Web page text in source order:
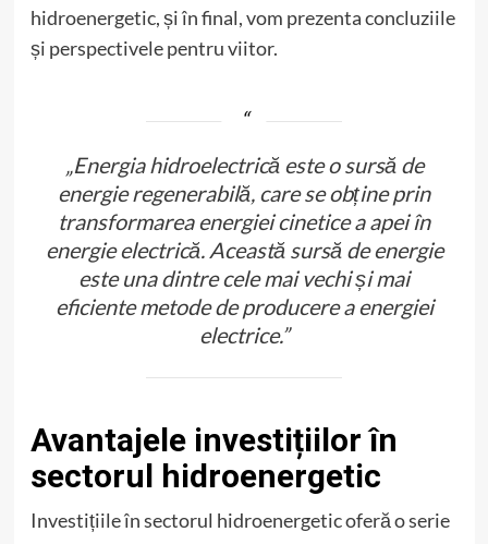
hidroenergetic, și în final, vom prezenta concluziile
și perspectivele pentru viitor.
„Energia hidroelectrică este o sursă de
energie regenerabilă, care se obține prin
transformarea energiei cinetice a apei în
energie electrică. Această sursă de energie
este una dintre cele mai vechi și mai
eficiente metode de producere a energiei
electrice.”
Avantajele investițiilor în
sectorul hidroenergetic
Investițiile în sectorul hidroenergetic oferă o serie